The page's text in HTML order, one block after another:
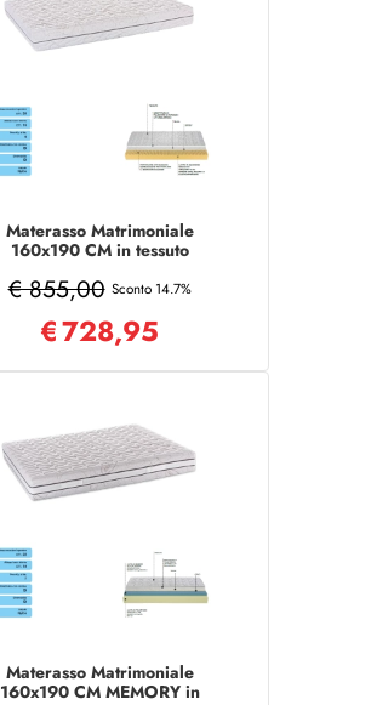
Materasso Matrimoniale
160x190 CM in tessuto
€ 855,00 Sconto 14.7%
€728,95
Materasso Matrimoniale
160x190 CM MEMORY in